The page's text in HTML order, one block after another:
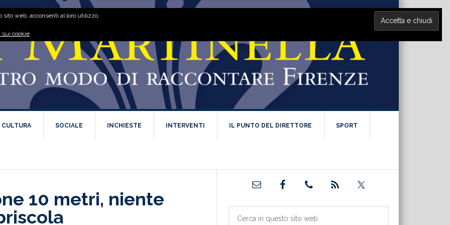
CULTURA SOCIALE INCHIESTE INTERVENTI IL PUNTO DEL DIRETTORE SPORT
10 metri, niente
Barra
primaria
web, acconsenti al loro utilizzo.
sui cookie